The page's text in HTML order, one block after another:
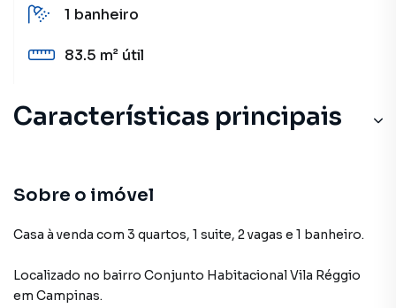
1 banheiro
83.5 m² útil
Características principais
Sobre o imóvel
Casa à venda com 3 quartos, 1 suite, 2 vagas e 1 banheiro.
Localizado no bairro Conjunto Habitacional Vila Réggio
em Campinas.